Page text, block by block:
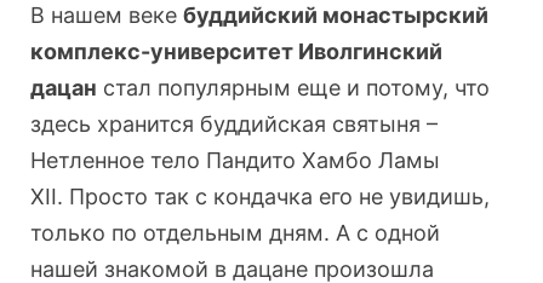
В нашем веке буддийский монастырский
комплекс-университет Иволгинский
дацан стал популярным еще и потому, что
здесь хранится буддийская святыня –
Нетленное тело Пандито Хамбо Ламы
XII. Просто так с кондачка его не увидишь,
только по отдельным дням. А с одной
нашей знакомой в дацане произошла